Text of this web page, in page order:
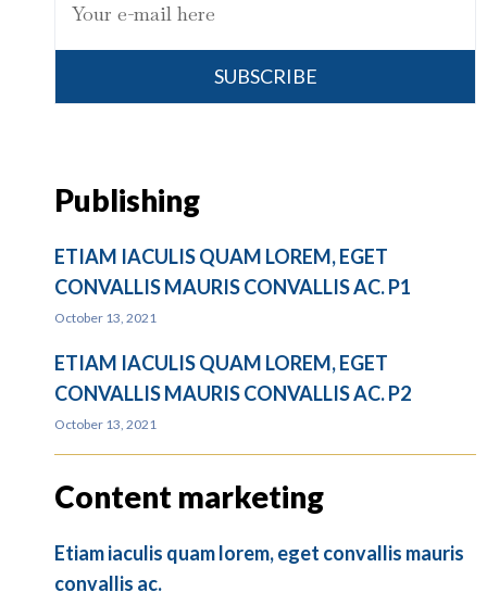
SUBSCRIBE
Publishing
ETIAM IACULIS QUAM LOREM, EGET
CONVALLIS MAURIS CONVALLIS AC. P1
October 13, 2021
ETIAM IACULIS QUAM LOREM, EGET
CONVALLIS MAURIS CONVALLIS AC. P2
October 13, 2021
Content marketing
Etiam iaculis quam lorem, eget convallis mauris
convallis ac.